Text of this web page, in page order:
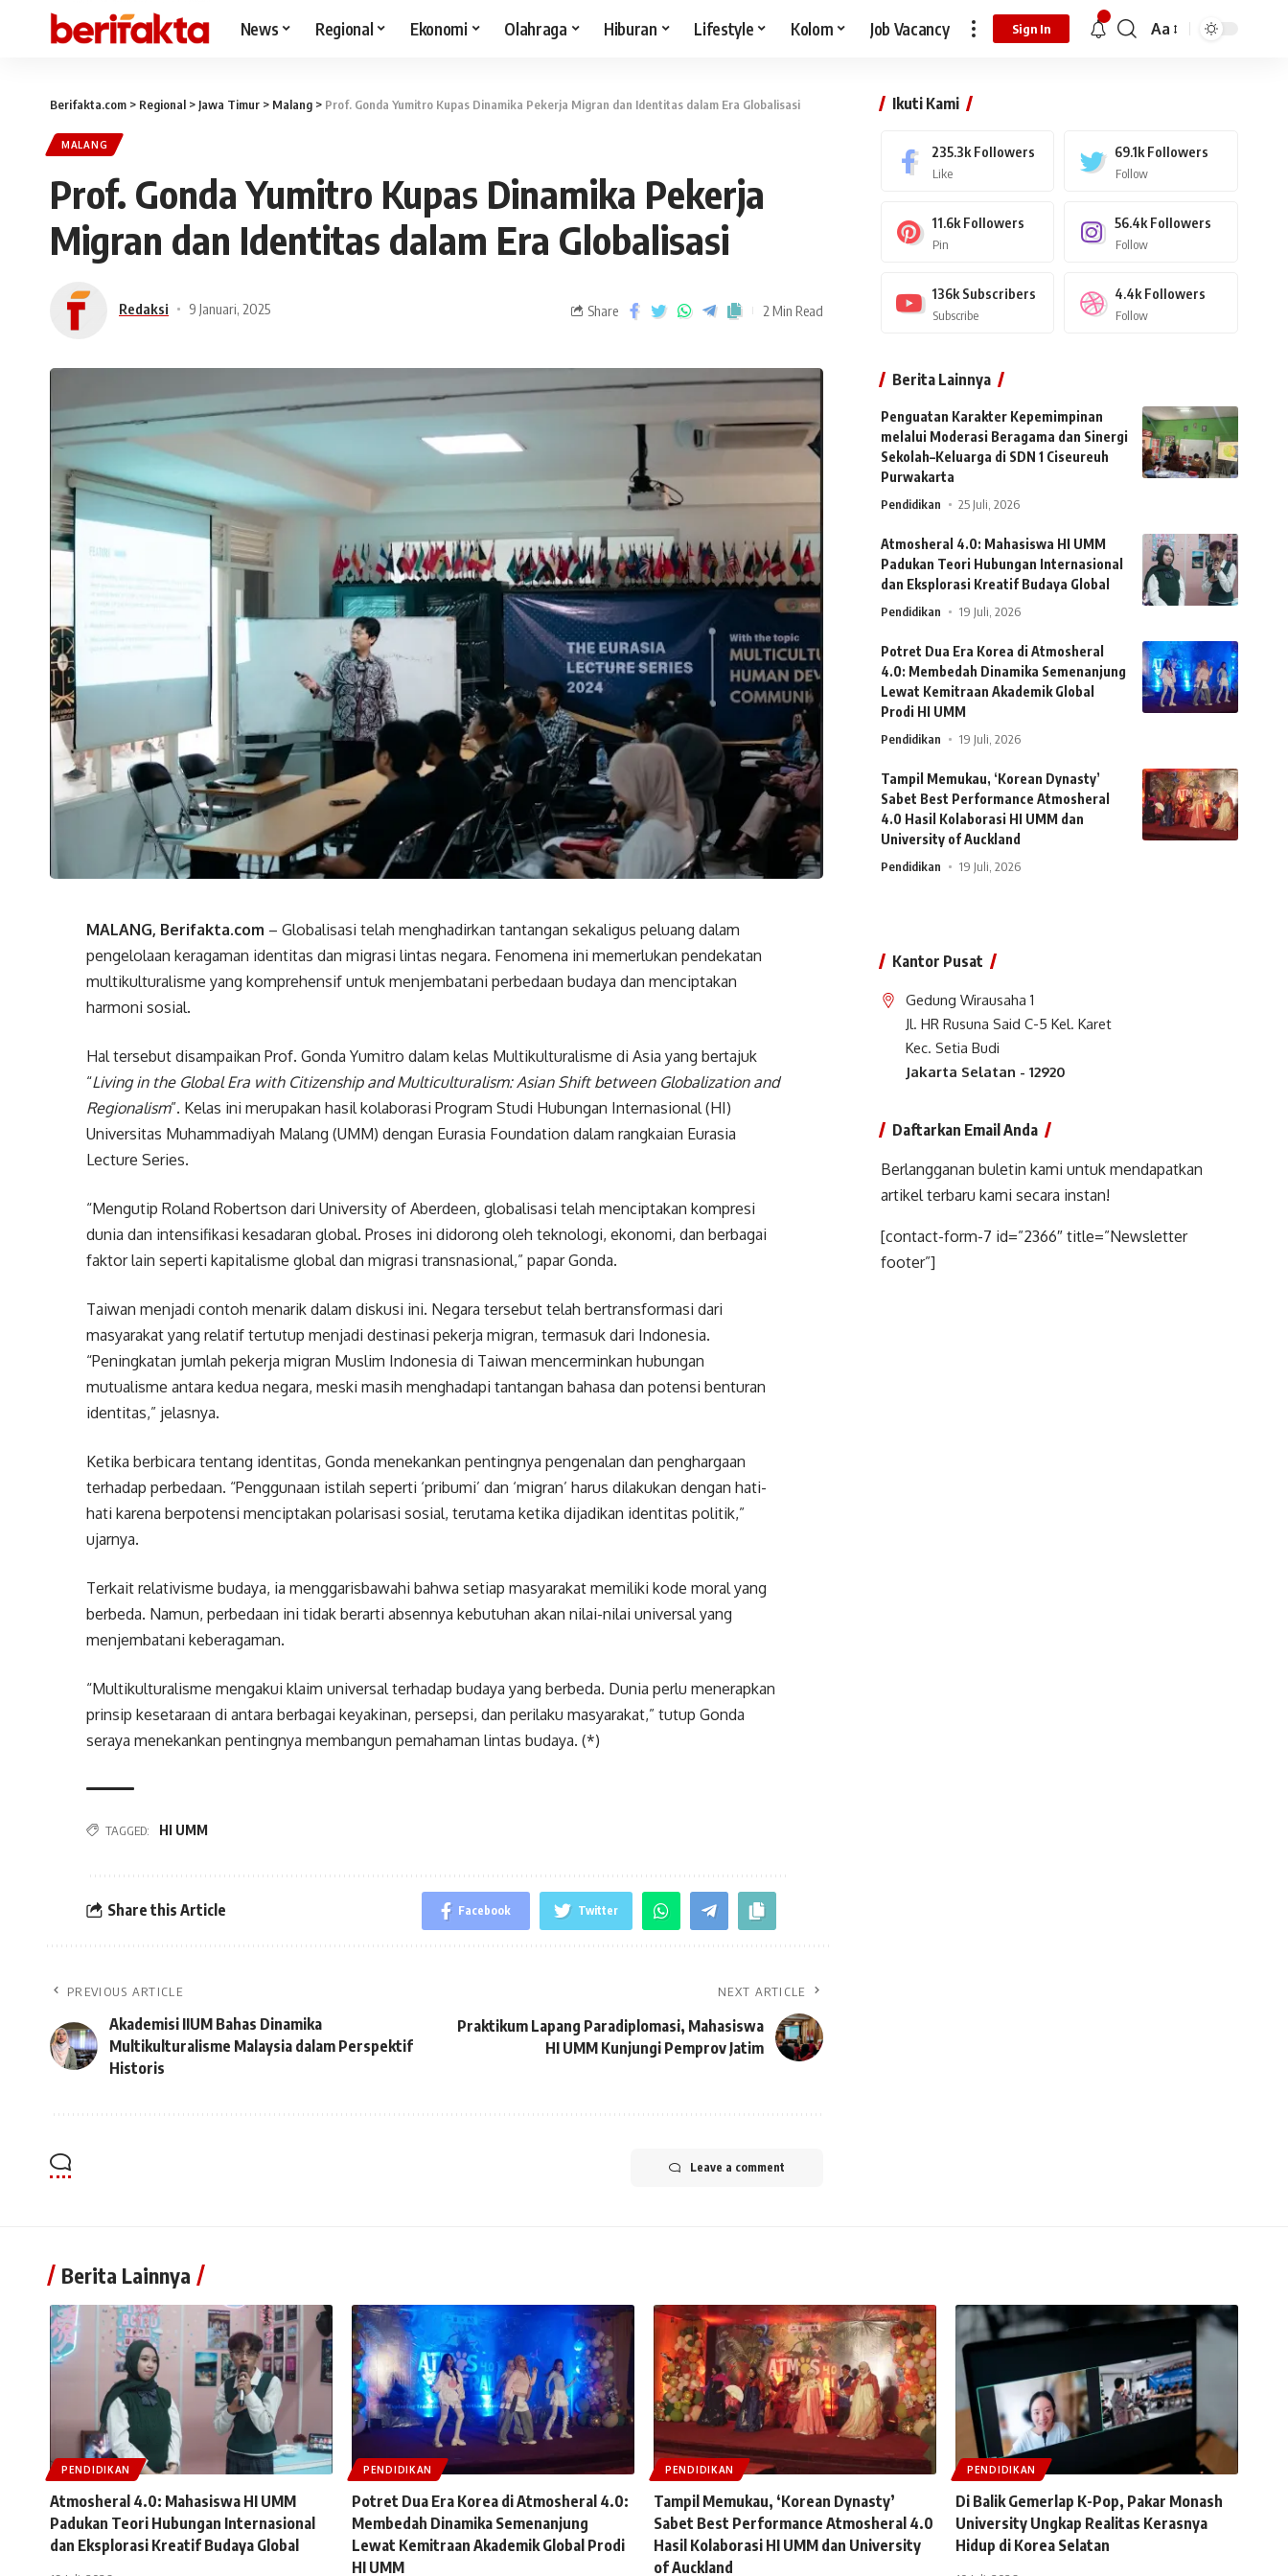
News Regional Ekonomi Olahraga Hiburan Lifestyle Kolom Job Vacancy Sign In Aa
Berifakta.com > Regional > Jawa Timur > Malang > Prof. Gonda Yumitro Kupas Dinamika Pekerja Migran dan Identitas dalam Era Globalisasi
MALANG
Prof. Gonda Yumitro Kupas Dinamika Pekerja
Migran dan Identitas dalam Era Globalisasi
Redaksi 9 Januari, 2025 Share 2 Min Read
MALANG, Berifakta.com – Globalisasi telah menghadirkan tantangan sekaligus peluang dalam
pengelolaan keragaman identitas dan migrasi lintas negara. Fenomena ini memerlukan pendekatan
multikulturalisme yang komprehensif untuk menjembatani perbedaan budaya dan menciptakan
harmoni sosial.
Hal tersebut disampaikan Prof. Gonda Yumitro dalam kelas Multikulturalisme di Asia yang bertajuk
“Living in the Global Era with Citizenship and Multiculturalism: Asian Shift between Globalization and
Regionalism”. Kelas ini merupakan hasil kolaborasi Program Studi Hubungan Internasional (HI)
Universitas Muhammadiyah Malang (UMM) dengan Eurasia Foundation dalam rangkaian Eurasia
Lecture Series.
“Mengutip Roland Robertson dari University of Aberdeen, globalisasi telah menciptakan kompresi
dunia dan intensifikasi kesadaran global. Proses ini didorong oleh teknologi, ekonomi, dan berbagai
faktor lain seperti kapitalisme global dan migrasi transnasional,” papar Gonda.
Taiwan menjadi contoh menarik dalam diskusi ini. Negara tersebut telah bertransformasi dari
masyarakat yang relatif tertutup menjadi destinasi pekerja migran, termasuk dari Indonesia.
“Peningkatan jumlah pekerja migran Muslim Indonesia di Taiwan mencerminkan hubungan
mutualisme antara kedua negara, meski masih menghadapi tantangan bahasa dan potensi benturan
identitas,” jelasnya.
Ketika berbicara tentang identitas, Gonda menekankan pentingnya pengenalan dan penghargaan
terhadap perbedaan. “Penggunaan istilah seperti ‘pribumi’ dan ‘migran’ harus dilakukan dengan hati-
hati karena berpotensi menciptakan polarisasi sosial, terutama ketika dijadikan identitas politik,”
ujarnya.
Terkait relativisme budaya, ia menggarisbawahi bahwa setiap masyarakat memiliki kode moral yang
berbeda. Namun, perbedaan ini tidak berarti absennya kebutuhan akan nilai-nilai universal yang
menjembatani keberagaman.
“Multikulturalisme mengakui klaim universal terhadap budaya yang berbeda. Dunia perlu menerapkan
prinsip kesetaraan di antara berbagai keyakinan, persepsi, dan perilaku masyarakat,” tutup Gonda
seraya menekankan pentingnya membangun pemahaman lintas budaya. (*)
TAGGED: HI UMM
Share this Article Facebook Twitter
PREVIOUS ARTICLE
Akademisi IIUM Bahas Dinamika
Multikulturalisme Malaysia dalam Perspektif
Historis
NEXT ARTICLE
Praktikum Lapang Paradiplomasi, Mahasiswa
HI UMM Kunjungi Pemprov Jatim
Leave a comment
Ikuti Kami
235.3k Followers
Like
69.1k Followers
Follow
11.6k Followers
Pin
56.4k Followers
Follow
136k Subscribers
Subscribe
4.4k Followers
Follow
Berita Lainnya
Penguatan Karakter Kepemimpinan
melalui Moderasi Beragama dan Sinergi
Sekolah–Keluarga di SDN 1 Ciseureuh
Purwakarta
Pendidikan 25 Juli, 2026
Atmosheral 4.0: Mahasiswa HI UMM
Padukan Teori Hubungan Internasional
dan Eksplorasi Kreatif Budaya Global
Pendidikan 19 Juli, 2026
Potret Dua Era Korea di Atmosheral
4.0: Membedah Dinamika Semenanjung
Lewat Kemitraan Akademik Global
Prodi HI UMM
Pendidikan 19 Juli, 2026
Tampil Memukau, ‘Korean Dynasty’
Sabet Best Performance Atmosheral
4.0 Hasil Kolaborasi HI UMM dan
University of Auckland
Pendidikan 19 Juli, 2026
Kantor Pusat
Gedung Wirausaha 1
Jl. HR Rusuna Said C-5 Kel. Karet
Kec. Setia Budi
Jakarta Selatan - 12920
Daftarkan Email Anda
Berlangganan buletin kami untuk mendapatkan
artikel terbaru kami secara instan!
[contact-form-7 id=”2366″ title=”Newsletter
footer”]
Berita Lainnya
PENDIDIKAN
Atmosheral 4.0: Mahasiswa HI UMM
Padukan Teori Hubungan Internasional
dan Eksplorasi Kreatif Budaya Global
PENDIDIKAN
Potret Dua Era Korea di Atmosheral 4.0:
Membedah Dinamika Semenanjung
Lewat Kemitraan Akademik Global Prodi
HI UMM
PENDIDIKAN
Tampil Memukau, ‘Korean Dynasty’
Sabet Best Performance Atmosheral 4.0
Hasil Kolaborasi HI UMM dan University
of Auckland
PENDIDIKAN
Di Balik Gemerlap K-Pop, Pakar Monash
University Ungkap Realitas Kerasnya
Hidup di Korea Selatan